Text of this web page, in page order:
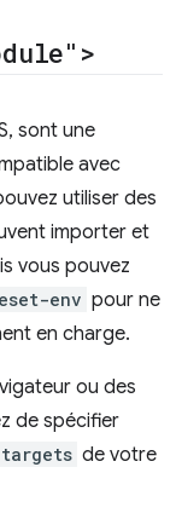
sont une
avec
utiliser des
importer et
vous pouvez
env pour ne
en charge.
ou des
de spécifier
targets de votre